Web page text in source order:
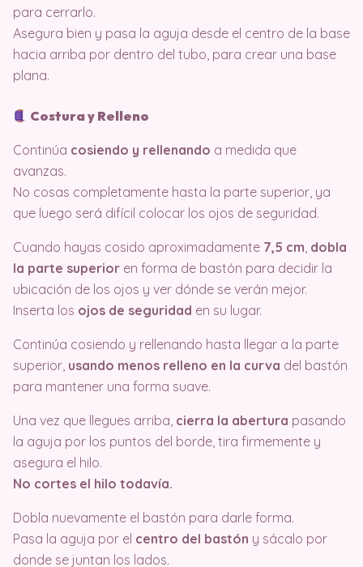
para cerrarlo.
Asegura bien y pasa la aguja desde el centro de la base
hacia arriba por dentro del tubo, para crear una base
plana.
Costura y Relleno
Continúa cosiendo y rellenando a medida que
avanzas.
No cosas completamente hasta la parte superior, ya
que luego será difícil colocar los ojos de seguridad.
Cuando hayas cosido aproximadamente 7,5 cm, dobla
la parte superior en forma de bastón para decidir la
ubicación de los ojos y ver dónde se verán mejor.
Inserta los ojos de seguridad en su lugar.
Continúa cosiendo y rellenando hasta llegar a la parte
superior, usando menos relleno en la curva del bastón
para mantener una forma suave.
Una vez que llegues arriba, cierra la abertura pasando
la aguja por los puntos del borde, tira firmemente y
asegura el hilo.
No cortes el hilo todavía.
Dobla nuevamente el bastón para darle forma.
Pasa la aguja por el centro del bastón y sácalo por
donde se juntan los lados.